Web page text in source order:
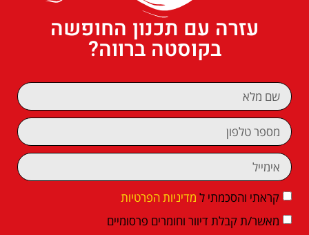
עזרה עם תכנון החופשה
בקוסטה ברווה?
קראתי והסכמתי ל מדיניות הפרטיות
מאשר/ת קבלת דיוור וחומרים פרסומיים